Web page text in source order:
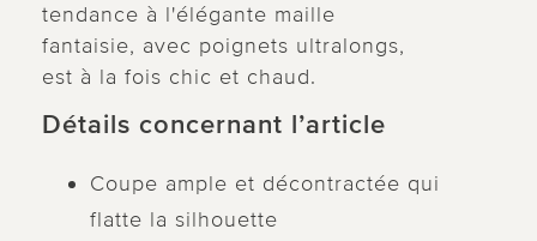
tendance à l'élégante maille
fantaisie, avec poignets ultralongs,
est à la fois chic et chaud.
Détails concernant l’article
Coupe ample et décontractée qui
flatte la silhouette